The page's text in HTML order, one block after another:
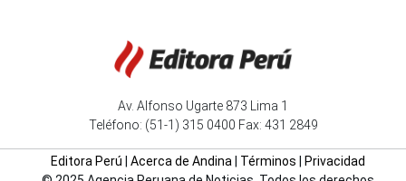
Av. Alfonso Ugarte 873 Lima 1
Teléfono: (51-1) 315 0400 Fax: 431 2849
Editora Perú Acerca de Andina Términos
Privacidad